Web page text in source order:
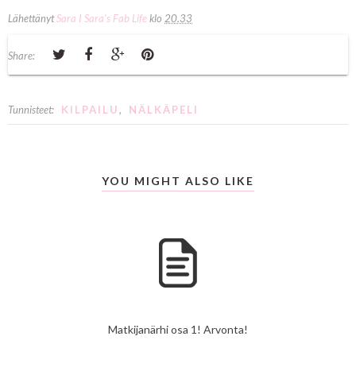
LähettänytSara I Sara's Fab Lifeklo 20.33
Share:
Tunnisteet: KILPAILU, NÄLKÄPELI
YOU MIGHT ALSO LIKE
Matkijanärhi osa 1! Arvonta!